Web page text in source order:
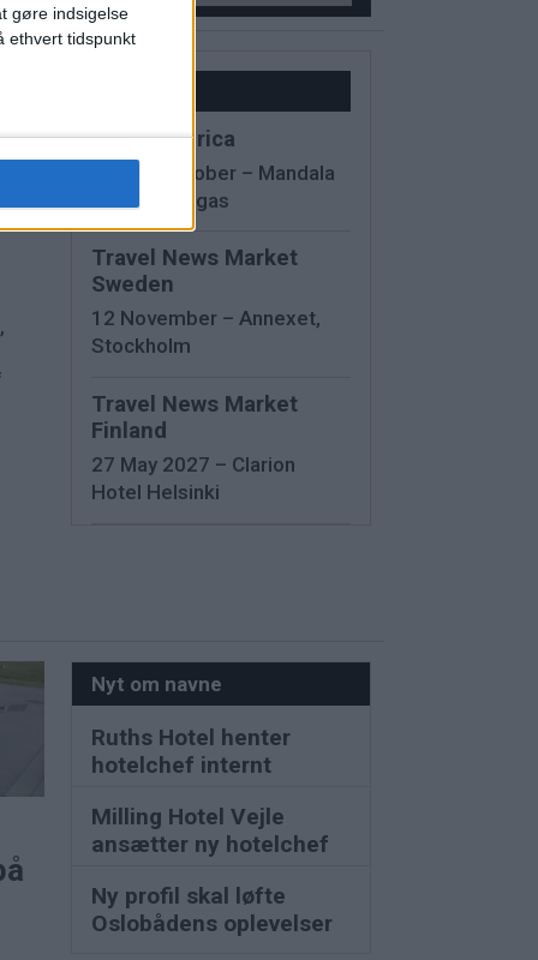
gøre indsigelse
ethvert tidspunkt
IMEX America
13 - 15 October – Mandala
Bay, Las Vegas
Travel News Market
Sweden
12 November – Annexet,
Stockholm
Travel News Market
Finland
27 May 2027 – Clarion
Hotel Helsinki
Nyt om navne
Ruths Hotel henter
hotelchef internt
Milling Hotel Vejle
ansætter ny hotelchef
Ny profil skal løfte
Oslobådens oplevelser